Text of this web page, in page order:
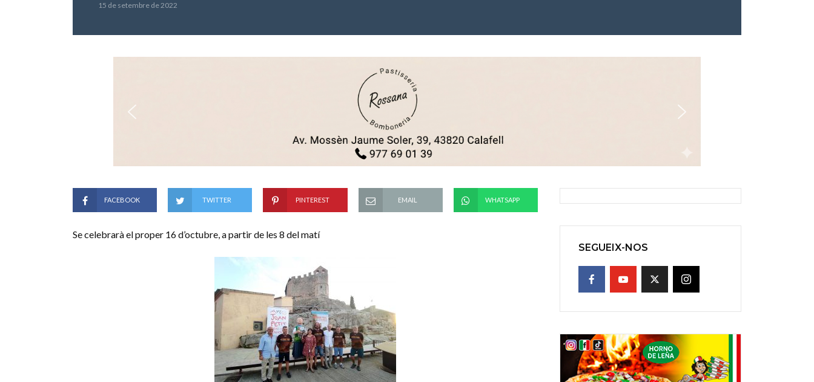
15 de setembre de 2022
FACEBOOK TWITTER PINTEREST EMAIL WHATSAPP
Se celebrarà el proper 16 d’octubre, a partir de les 8 del matí
SEGUEIX-NOS